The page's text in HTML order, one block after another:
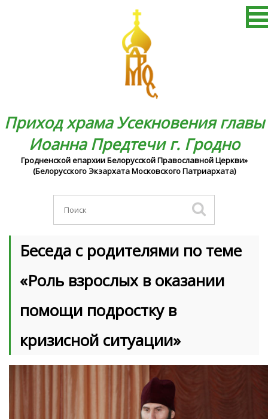
Приход храма Усекновения главы
Иоанна Предтечи г. Гродно
Гродненской епархии Белорусской Православной Церкви»
(Белорусского Экзархата Московского Патриархата)
Беседа с родителями по теме
«Роль взрослых в оказании
помощи подростку в
кризисной ситуации»